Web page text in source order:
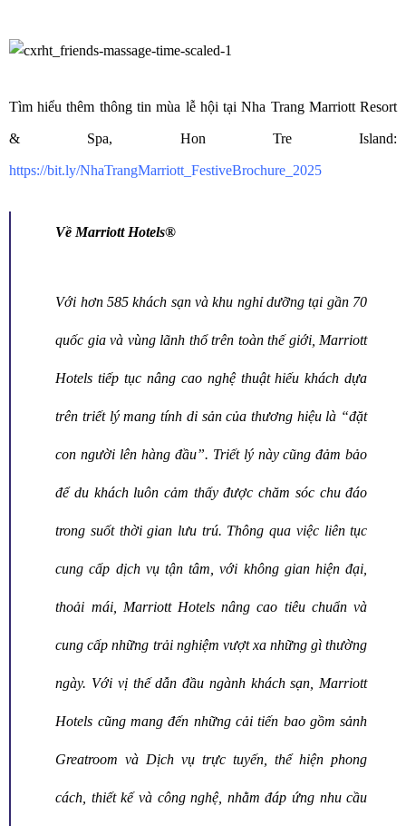
Tìm hiểu thêm thông tin mùa lễ hội tại Nha Trang Marriott Resort
& Spa, Hon Tre Island:
https://bit.ly/NhaTrangMarriott_FestiveBrochure_2025
Về Marriott Hotels®
Với hơn 585 khách sạn và khu nghỉ dưỡng tại gần 70
quốc gia và vùng lãnh thổ trên toàn thế giới, Marriott
Hotels tiếp tục nâng cao nghệ thuật hiếu khách dựa
trên triết lý mang tính di sản của thương hiệu là “đặt
con người lên hàng đầu”. Triết lý này cũng đảm bảo
để du khách luôn cảm thấy được chăm sóc chu đáo
trong suốt thời gian lưu trú. Thông qua việc liên tục
cung cấp dịch vụ tận tâm, với không gian hiện đại,
thoải mái, Marriott Hotels nâng cao tiêu chuẩn và
cung cấp những trải nghiệm vượt xa những gì thường
ngày. Với vị thế dẫn đầu ngành khách sạn, Marriott
Hotels cũng mang đến những cải tiến bao gồm sảnh
Greatroom và Dịch vụ trực tuyến, thể hiện phong
cách, thiết kế và công nghệ, nhằm đáp ứng nhu cầu